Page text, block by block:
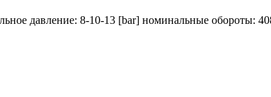
давление: 8-10-13 [bar] номинальные обороты: